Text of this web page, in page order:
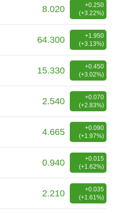
+0.250
(+3.22%)
8.020
+1.950
(+3.13%)
64.300
+0.450
(+3.02%)
15.330
+0.070
(+2.83%)
2.540
+0.090
(+1.97%)
4.665
+0.015
(+1.62%)
0.940
+0.035
(+1.61%)
2.210